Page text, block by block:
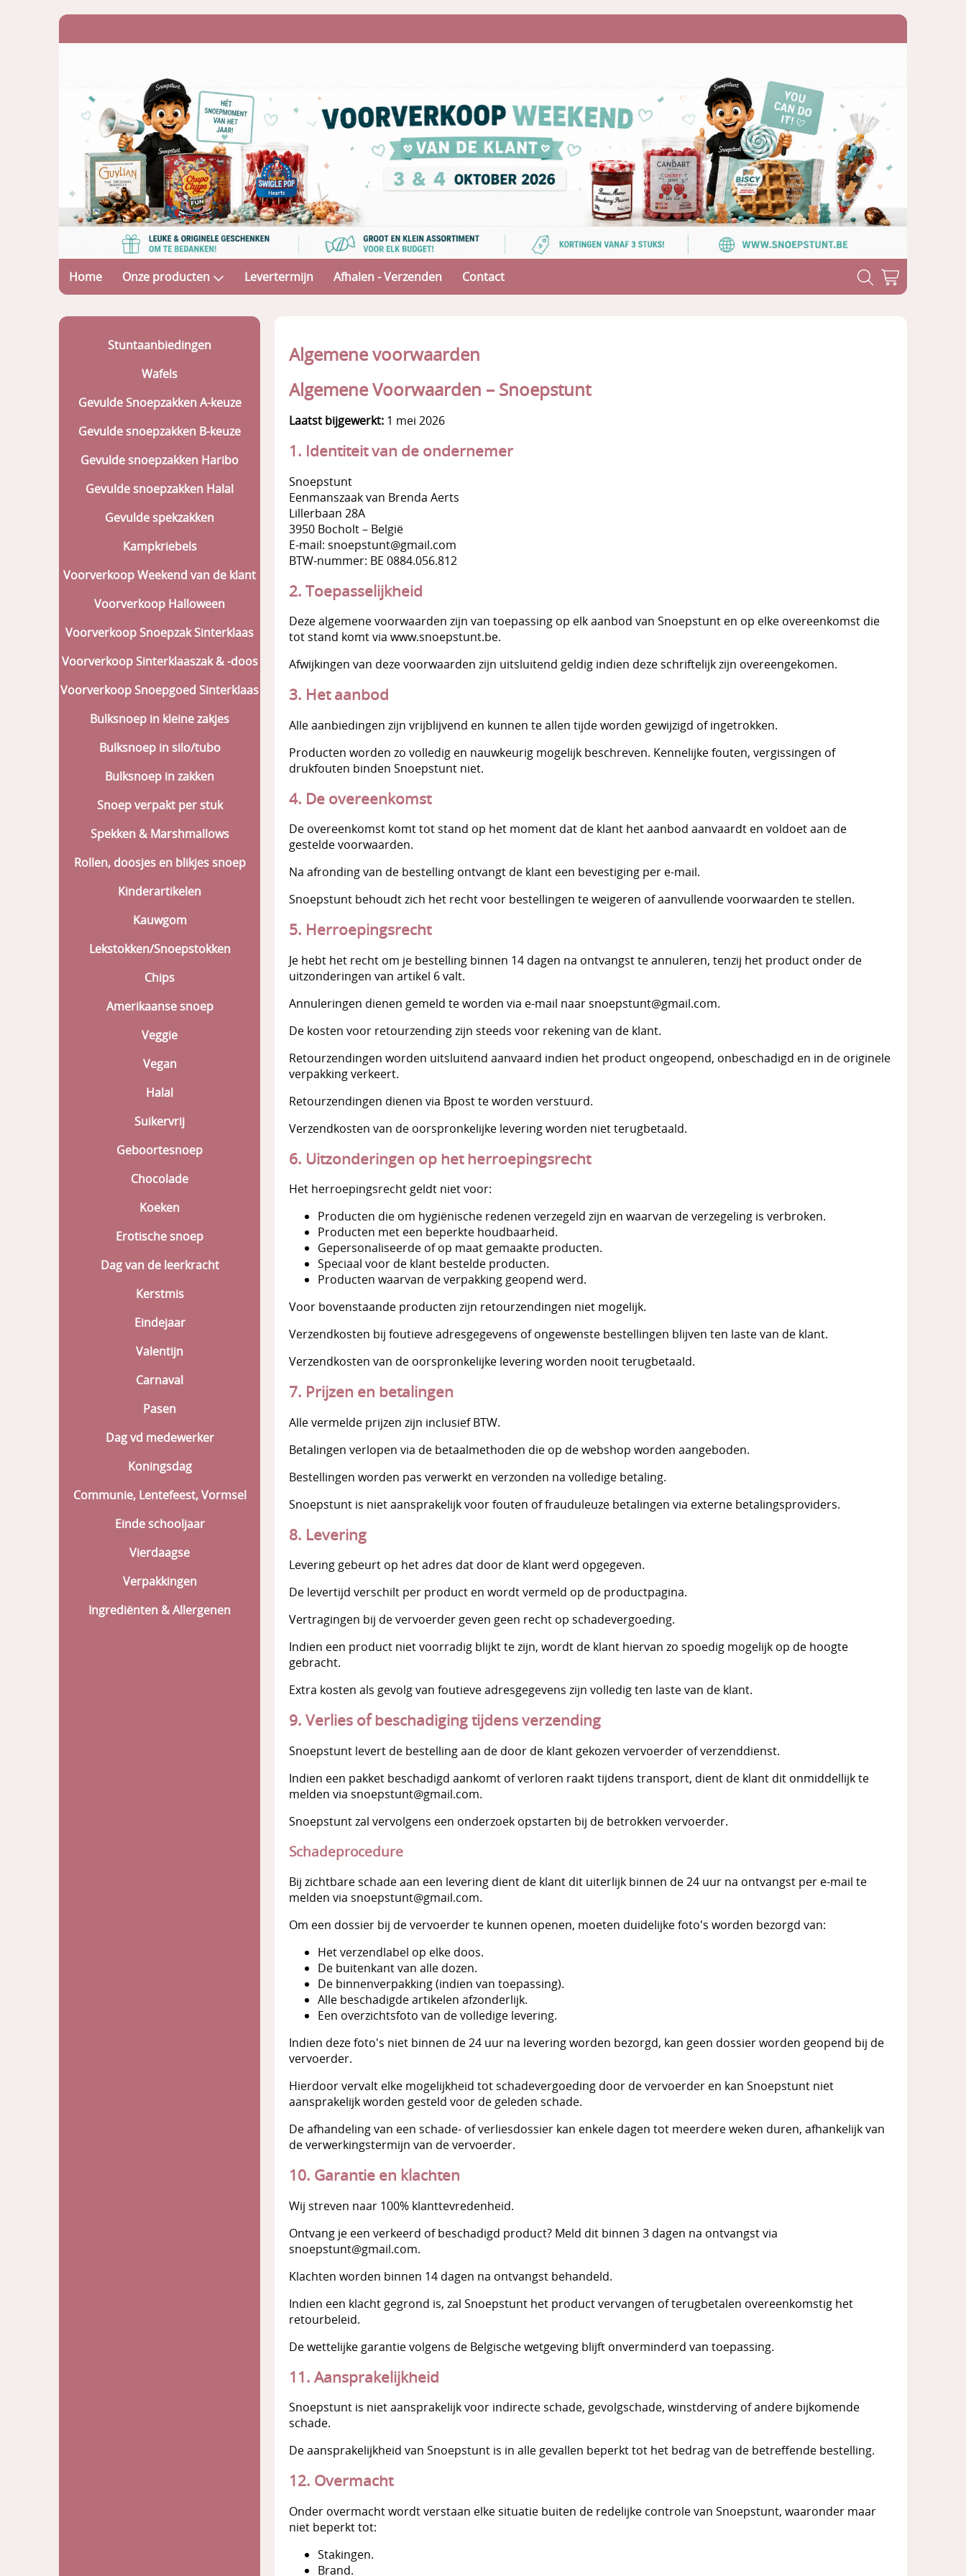
Home Onze producten Levertermijn Afhalen - Verzenden Contact
Stuntaanbiedingen
Wafels
Gevulde Snoepzakken A-keuze
Gevulde snoepzakken B-keuze
Gevulde snoepzakken Haribo
Gevulde snoepzakken Halal
Gevulde spekzakken
Kampkriebels
Voorverkoop Weekend van de klant
Voorverkoop Halloween
Voorverkoop Snoepzak Sinterklaas
Voorverkoop Sinterklaaszak & -doos
Voorverkoop Snoepgoed Sinterklaas
Bulksnoep in kleine zakjes
Bulksnoep in silo/tubo
Bulksnoep in zakken
Snoep verpakt per stuk
Spekken & Marshmallows
Rollen, doosjes en blikjes snoep
Kinderartikelen
Kauwgom
Lekstokken/Snoepstokken
Chips
Amerikaanse snoep
Veggie
Vegan
Halal
Suikervrij
Geboortesnoep
Chocolade
Koeken
Erotische snoep
Dag van de leerkracht
Kerstmis
Eindejaar
Valentijn
Carnaval
Pasen
Dag vd medewerker
Koningsdag
Communie, Lentefeest, Vormsel
Einde schooljaar
Vierdaagse
Verpakkingen
Ingrediënten & Allergenen
Algemene voorwaarden
Algemene Voorwaarden – Snoepstunt
Laatst bijgewerkt: 1 mei 2026
1. Identiteit van de ondernemer
Snoepstunt
Eenmanszaak van Brenda Aerts
Lillerbaan 28A
3950 Bocholt – België
E-mail: snoepstunt@gmail.com
BTW-nummer: BE 0884.056.812
2. Toepasselijkheid
Deze algemene voorwaarden zijn van toepassing op elk aanbod van Snoepstunt en op elke overeenkomst die
tot stand komt via www.snoepstunt.be.
Afwijkingen van deze voorwaarden zijn uitsluitend geldig indien deze schriftelijk zijn overeengekomen.
3. Het aanbod
Alle aanbiedingen zijn vrijblijvend en kunnen te allen tijde worden gewijzigd of ingetrokken.
Producten worden zo volledig en nauwkeurig mogelijk beschreven. Kennelijke fouten, vergissingen of
drukfouten binden Snoepstunt niet.
4. De overeenkomst
De overeenkomst komt tot stand op het moment dat de klant het aanbod aanvaardt en voldoet aan de
gestelde voorwaarden.
Na afronding van de bestelling ontvangt de klant een bevestiging per e-mail.
Snoepstunt behoudt zich het recht voor bestellingen te weigeren of aanvullende voorwaarden te stellen.
5. Herroepingsrecht
Je hebt het recht om je bestelling binnen 14 dagen na ontvangst te annuleren, tenzij het product onder de
uitzonderingen van artikel 6 valt.
Annuleringen dienen gemeld te worden via e-mail naar snoepstunt@gmail.com.
De kosten voor retourzending zijn steeds voor rekening van de klant.
Retourzendingen worden uitsluitend aanvaard indien het product ongeopend, onbeschadigd en in de originele
verpakking verkeert.
Retourzendingen dienen via Bpost te worden verstuurd.
Verzendkosten van de oorspronkelijke levering worden niet terugbetaald.
6. Uitzonderingen op het herroepingsrecht
Het herroepingsrecht geldt niet voor:
Producten die om hygiënische redenen verzegeld zijn en waarvan de verzegeling is verbroken.
Producten met een beperkte houdbaarheid.
Gepersonaliseerde of op maat gemaakte producten.
Speciaal voor de klant bestelde producten.
Producten waarvan de verpakking geopend werd.
Voor bovenstaande producten zijn retourzendingen niet mogelijk.
Verzendkosten bij foutieve adresgegevens of ongewenste bestellingen blijven ten laste van de klant.
Verzendkosten van de oorspronkelijke levering worden nooit terugbetaald.
7. Prijzen en betalingen
Alle vermelde prijzen zijn inclusief BTW.
Betalingen verlopen via de betaalmethoden die op de webshop worden aangeboden.
Bestellingen worden pas verwerkt en verzonden na volledige betaling.
Snoepstunt is niet aansprakelijk voor fouten of frauduleuze betalingen via externe betalingsproviders.
8. Levering
Levering gebeurt op het adres dat door de klant werd opgegeven.
De levertijd verschilt per product en wordt vermeld op de productpagina.
Vertragingen bij de vervoerder geven geen recht op schadevergoeding.
Indien een product niet voorradig blijkt te zijn, wordt de klant hiervan zo spoedig mogelijk op de hoogte
gebracht.
Extra kosten als gevolg van foutieve adresgegevens zijn volledig ten laste van de klant.
9. Verlies of beschadiging tijdens verzending
Snoepstunt levert de bestelling aan de door de klant gekozen vervoerder of verzenddienst.
Indien een pakket beschadigd aankomt of verloren raakt tijdens transport, dient de klant dit onmiddellijk te
melden via snoepstunt@gmail.com.
Snoepstunt zal vervolgens een onderzoek opstarten bij de betrokken vervoerder.
Schadeprocedure
Bij zichtbare schade aan een levering dient de klant dit uiterlijk binnen de 24 uur na ontvangst per e-mail te
melden via snoepstunt@gmail.com.
Om een dossier bij de vervoerder te kunnen openen, moeten duidelijke foto's worden bezorgd van:
Het verzendlabel op elke doos.
De buitenkant van alle dozen.
De binnenverpakking (indien van toepassing).
Alle beschadigde artikelen afzonderlijk.
Een overzichtsfoto van de volledige levering.
Indien deze foto's niet binnen de 24 uur na levering worden bezorgd, kan geen dossier worden geopend bij de
vervoerder.
Hierdoor vervalt elke mogelijkheid tot schadevergoeding door de vervoerder en kan Snoepstunt niet
aansprakelijk worden gesteld voor de geleden schade.
De afhandeling van een schade- of verliesdossier kan enkele dagen tot meerdere weken duren, afhankelijk van
de verwerkingstermijn van de vervoerder.
10. Garantie en klachten
Wij streven naar 100% klanttevredenheid.
Ontvang je een verkeerd of beschadigd product? Meld dit binnen 3 dagen na ontvangst via
snoepstunt@gmail.com.
Klachten worden binnen 14 dagen na ontvangst behandeld.
Indien een klacht gegrond is, zal Snoepstunt het product vervangen of terugbetalen overeenkomstig het
retourbeleid.
De wettelijke garantie volgens de Belgische wetgeving blijft onverminderd van toepassing.
11. Aansprakelijkheid
Snoepstunt is niet aansprakelijk voor indirecte schade, gevolgschade, winstderving of andere bijkomende
schade.
De aansprakelijkheid van Snoepstunt is in alle gevallen beperkt tot het bedrag van de betreffende bestelling.
12. Overmacht
Onder overmacht wordt verstaan elke situatie buiten de redelijke controle van Snoepstunt, waaronder maar
niet beperkt tot:
Stakingen.
Brand.